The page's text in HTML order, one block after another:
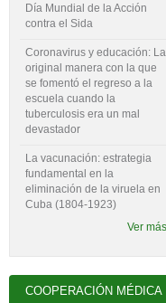
Día Mundial de la Acción
contra el Sida
Coronavirus y educación: La
original manera con la que
se fomentó el regreso a la
escuela cuando la
tuberculosis era un mal
devastador
La vacunación: estrategia
fundamental en la
eliminación de la viruela en
Cuba (1804-‍1923)
Ver
COOPERACIÓN MÉDICA